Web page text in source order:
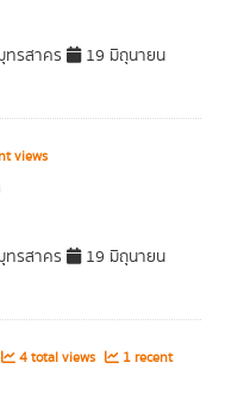
ทรสาคร
19 มิถุนายน
views
ทรสาคร
19 มิถุนายน
4 total views
1 recent